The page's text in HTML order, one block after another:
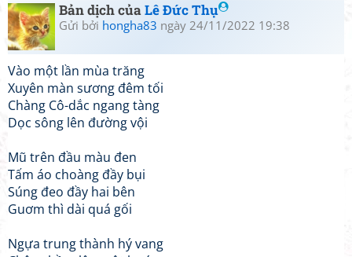
Bản dịch củaLê Đức Thụ
Gửi bởi hongha83 ngày 24/11/2022 19:38
Vào một lần mùa trăng
Xuyên màn sương đêm tối
Chàng Cô-dắc ngang tàng
Dọc sông lên đường vội
Mũ trên đầu màu đen
Tấm áo choàng đầy bụi
Súng đeo đầy hai bên
Guơm thì dài quá gối
Ngựa trung thành hý vang